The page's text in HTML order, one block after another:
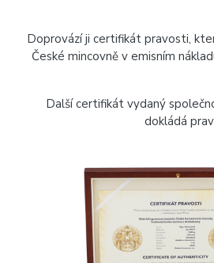
Doprovází ji certifikát pravosti,
České mincovně v emisním
Další certifikát vydaný
dokládá